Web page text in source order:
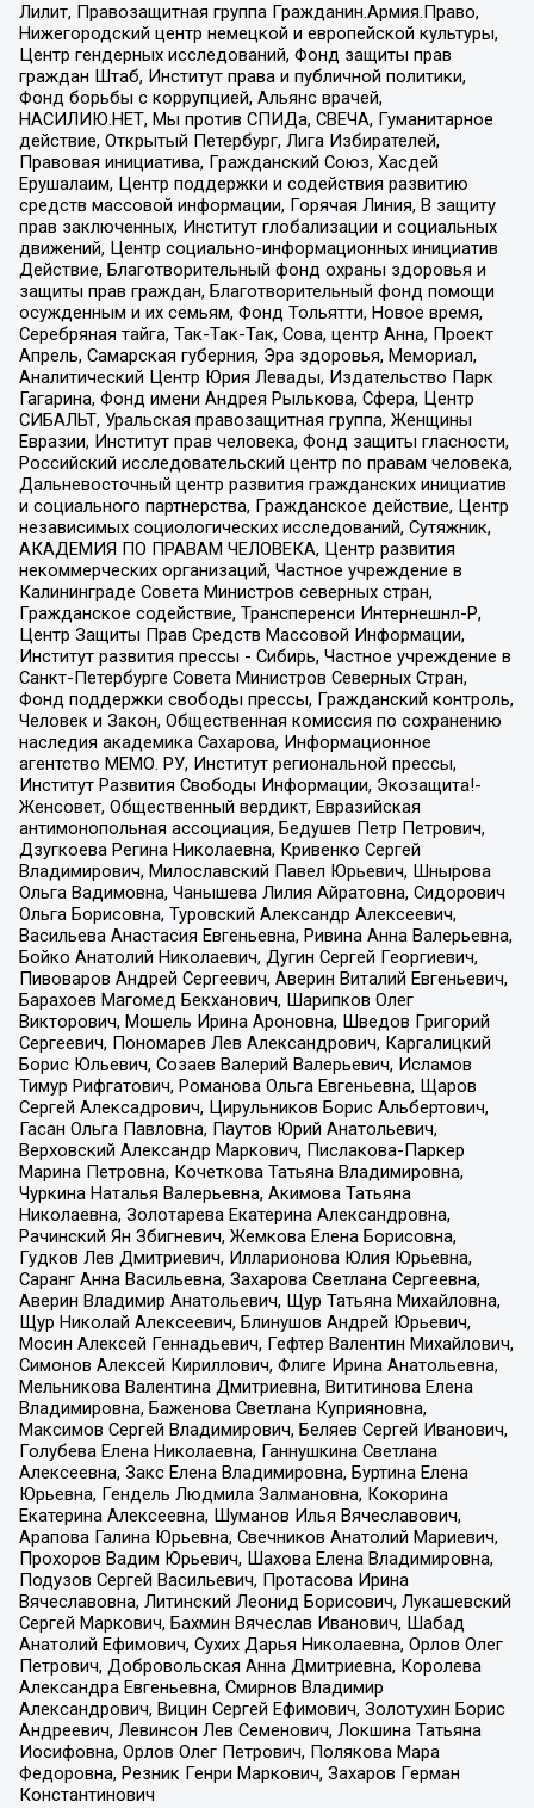
Лилит, Правозащитная группа Гражданин.Армия.Право,
Нижегородский центр немецкой и европейской культуры,
Центр гендерных исследований, Фонд защиты прав
граждан Штаб, Институт права и публичной политики,
Фонд борьбы с коррупцией, Альянс врачей,
НАСИЛИЮ.НЕТ, Мы против СПИДа, СВЕЧА, Гуманитарное
действие, Открытый Петербург, Лига Избирателей,
Правовая инициатива, Гражданский Союз, Хасдей
Ерушалаим, Центр поддержки и содействия развитию
средств массовой информации, Горячая Линия, В защиту
прав заключенных, Институт глобализации и социальных
движений, Центр социально-информационных инициатив
Действие, Благотворительный фонд охраны здоровья и
защиты прав граждан, Благотворительный фонд помощи
осужденным и их семьям, Фонд Тольятти, Новое время,
Серебряная тайга, Так-Так-Так, Сова, центр Анна, Проект
Апрель, Самарская губерния, Эра здоровья, Мемориал,
Аналитический Центр Юрия Левады, Издательство Парк
Гагарина, Фонд имени Андрея Рылькова, Сфера, Центр
СИБАЛЬТ, Уральская правозащитная группа, Женщины
Евразии, Институт прав человека, Фонд защиты гласности,
Российский исследовательский центр по правам человека,
Дальневосточный центр развития гражданских инициатив
и социального партнерства, Гражданское действие, Центр
независимых социологических исследований, Сутяжник,
АКАДЕМИЯ ПО ПРАВАМ ЧЕЛОВЕКА, Центр развития
некоммерческих организаций, Частное учреждение в
Калининграде Совета Министров северных стран,
Гражданское содействие, Трансперенси Интернешнл-Р,
Центр Защиты Прав Средств Массовой Информации,
Институт развития прессы - Сибирь, Частное учреждение в
Санкт-Петербурге Совета Министров Северных Стран,
Фонд поддержки свободы прессы, Гражданский контроль,
Человек и Закон, Общественная комиссия по сохранению
наследия академика Сахарова, Информационное
агентство МЕМО. РУ, Институт региональной прессы,
Институт Развития Свободы Информации, Экозащита!-
Женсовет, Общественный вердикт, Евразийская
антимонопольная ассоциация, Бедушев Петр Петрович,
Дзугкоева Регина Николаевна, Кривенко Сергей
Владимирович, Милославский Павел Юрьевич, Шнырова
Ольга Вадимовна, Чанышева Лилия Айратовна, Сидорович
Ольга Борисовна, Туровский Александр Алексеевич,
Васильева Анастасия Евгеньевна, Ривина Анна Валерьевна,
Бойко Анатолий Николаевич, Дугин Сергей Георгиевич,
Пивоваров Андрей Сергеевич, Аверин Виталий Евгеньевич,
Барахоев Магомед Бекханович, Шарипков Олег
Викторович, Мошель Ирина Ароновна, Шведов Григорий
Сергеевич, Пономарев Лев Александрович, Каргалицкий
Борис Юльевич, Созаев Валерий Валерьевич, Исламов
Тимур Рифгатович, Романова Ольга Евгеньевна, Щаров
Сергей Алексадрович, Цирульников Борис Альбертович,
Гасан Ольга Павловна, Паутов Юрий Анатольевич,
Верховский Александр Маркович, Пислакова-Паркер
Марина Петровна, Кочеткова Татьяна Владимировна,
Чуркина Наталья Валерьевна, Акимова Татьяна
Николаевна, Золотарева Екатерина Александровна,
Рачинский Ян Збигневич, Жемкова Елена Борисовна,
Гудков Лев Дмитриевич, Илларионова Юлия Юрьевна,
Саранг Анна Васильевна, Захарова Светлана Сергеевна,
Аверин Владимир Анатольевич, Щур Татьяна Михайловна,
Щур Николай Алексеевич, Блинушов Андрей Юрьевич,
Мосин Алексей Геннадьевич, Гефтер Валентин Михайлович,
Симонов Алексей Кириллович, Флиге Ирина Анатольевна,
Мельникова Валентина Дмитриевна, Вититинова Елена
Владимировна, Баженова Светлана Куприяновна,
Максимов Сергей Владимирович, Беляев Сергей Иванович,
Голубева Елена Николаевна, Ганнушкина Светлана
Алексеевна, Закс Елена Владимировна, Буртина Елена
Юрьевна, Гендель Людмила Залмановна, Кокорина
Екатерина Алексеевна, Шуманов Илья Вячеславович,
Арапова Галина Юрьевна, Свечников Анатолий Мариевич,
Прохоров Вадим Юрьевич, Шахова Елена Владимировна,
Подузов Сергей Васильевич, Протасова Ирина
Вячеславовна, Литинский Леонид Борисович, Лукашевский
Сергей Маркович, Бахмин Вячеслав Иванович, Шабад
Анатолий Ефимович, Сухих Дарья Николаевна, Орлов Олег
Петрович, Добровольская Анна Дмитриевна, Королева
Александра Евгеньевна, Смирнов Владимир
Александрович, Вицин Сергей Ефимович, Золотухин Борис
Андреевич, Левинсон Лев Семенович, Локшина Татьяна
Иосифовна, Орлов Олег Петрович, Полякова Мара
Федоровна, Резник Генри Маркович, Захаров Герман
Константинович